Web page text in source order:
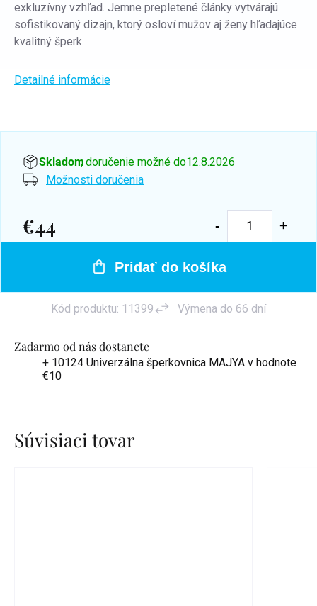
Zadarmo od nás dostanete
+ 10124 Univerzálna šperkovnica MAJYA v hodnote
€10
exkluzívny vzhľad. Jemne prepletené články vytvárajú
sofistikovaný dizajn, ktorý osloví mužov aj ženy hľadajúce
kvalitný šperk.
Detailné informácie
Skladom, doručenie možné do12.8.2026
Možnosti doručenia
€44
Jednotková
Pridať do košíka
Kód produktu: 11399 Výmena do 66 dní
Súvisiaci tovar